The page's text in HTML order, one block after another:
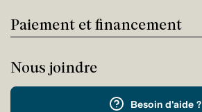
Paiement et financement
Nous joindre
Besoin d'aide ?